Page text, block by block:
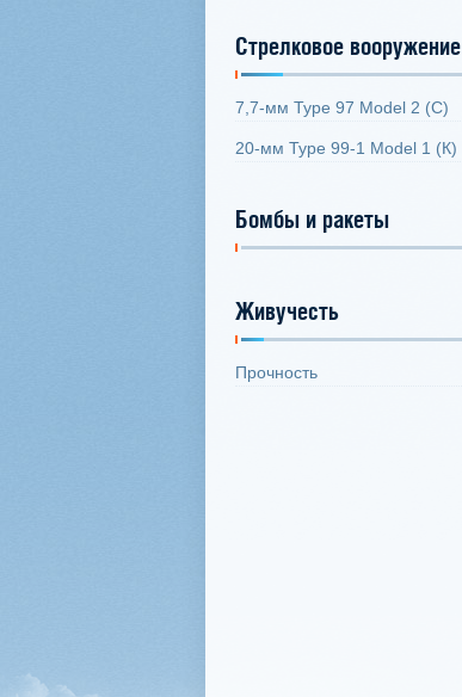
Стрелковое вооружение
7,7-мм Type 97 Model 2 (С)
20-мм Type 99-1 Model 1 (К)
Бомбы и ракеты
Живучесть
Прочность